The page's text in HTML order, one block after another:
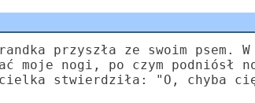
przyszła ze swoim psem.
moje nogi, po czym
stwierdziła: "O, chyba